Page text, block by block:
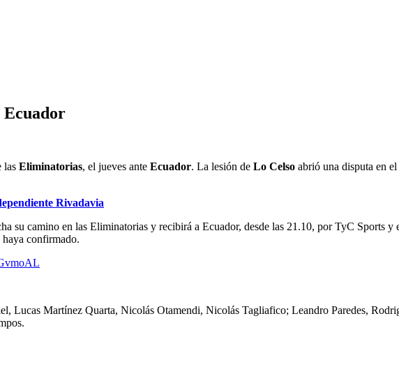
las Eliminatorias, el jueves ante Ecuador. La lesión de Lo Celso abrió una disputa en
Rivadavia
su camino en las Eliminatorias y recibirá a Ecuador, desde las 21.10, por TyC Sports y
confirmado.
Lucas Martínez Quarta, Nicolás Otamendi, Nicolás Tagliafico; Leandro Paredes,